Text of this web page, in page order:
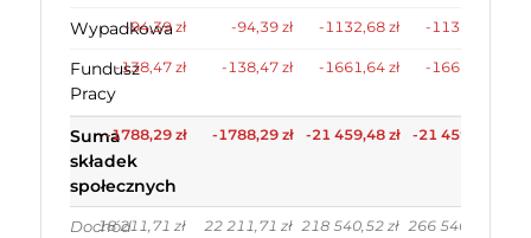
Wypadkowa
-94,39 zł -94,39 zł -1132,68 zł -1132,68 zł
Fundusz
Pracy
-138,47 zł -138,47 zł -1661,64 zł -1661,64 zł
Suma
składek
społecznych
-1788,29 zł -1788,29 zł -21 459,48 zł -21 459,48 zł
Dochód
18 211,71 zł 22 211,71 zł 218 540,52 zł 266 540,52 zł